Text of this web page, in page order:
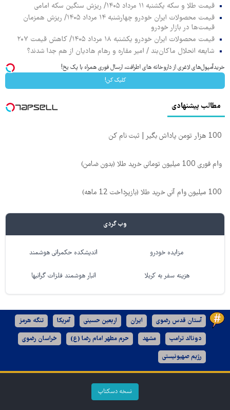
قیمت طلا و سکه یکشنبه ۱۱ مرداد ۱۴۰۵/ ریزش سنگین سکه امامی
قیمت محصولات ایران خودرو چهارشنبه ۱۴ مرداد ۱۴۰۵/ ریزش همزمان
قیمت‌ها در بازار خودرو
قیمت محصولات ایران خودرو یکشنبه ۱۸ مرداد ۱۴۰۵/ کاهش قیمت ۲۰۷
شایعه انحلال ماکان‌بند / امیر مقاره و رهام هادیان از هم جدا شدند؟
خریدآمپول‌های لاغری از داروخانه های اطرافت، ارسال فوری همراه با پک یخ!
کلیک کن!
مطالب پیشنهادی
100 هزار تومن پاداش بگیر | ثبت نام کن
وام فوری 100 میلیون تومانی خرید طلا (بدون ضامن)
100 میلیون وام آنی خرید طلا (بازپرداخت 12 ماهه)
وب گردی
مزایده خودرو اندیشکده حکمرانی هوشمند
هزینه سفر به کربلا انبار هوشمند فلزات گرانبها
آستان قدس رضوی ایران اربعین حسینی آمریکا تنگه هرمز
دونالد ترامپ مشهد حرم مطهر امام رضا (ع) خراسان رضوی
رژیم صهیونیستی
نسخه دسکتاپ